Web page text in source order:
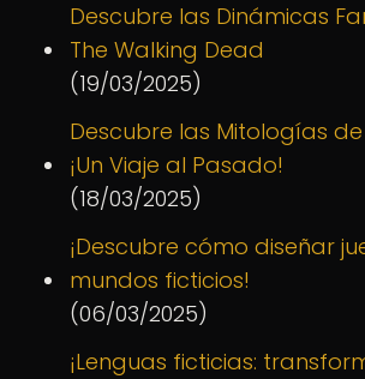
Descubre las Dinámicas
The Walking Dead
(19/03/2025)
Descubre las Mitologías de
¡Un Viaje al Pasado!
(18/03/2025)
¡Descubre cómo diseñar
mundos ficticios!
(06/03/2025)
¡Lenguas ficticias: